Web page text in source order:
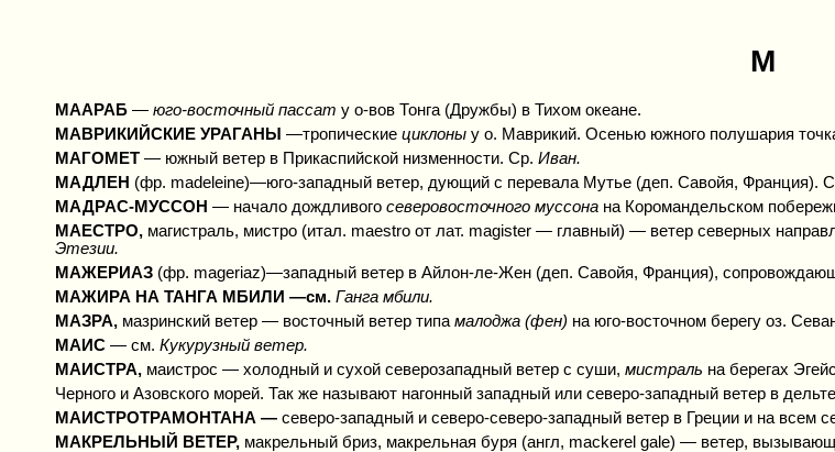
М
МААРАБ — юго-восточный пассат у о-вов Тонга (Дружбы) в Тихом океане.
МАВРИКИЙСКИЕ УРАГАНЫ —тропические циклоны у о. Маврикий. Осенью южного полушария
МАГОМЕТ — южный ветер в Прикаспийской низменности. Ср. Иван.
МАДЛЕН (фр. madeleine)—юго-западный ветер, дующий с перевала Мутье (деп. Савойя, Франция).
МАДРАС-МУССОН — начало дождливого северовосточного муссона на Коромандельском
МАЕСТРО, магистраль, мистро (итал. maestro от лат. magister — главный) — ветер северных
Этезии.
МАЖЕРИАЗ (фр. mageriaz)—западный ветер в Айлон-ле-Жен (деп. Савойя, Франция),
МАЖИРА НА ТАНГА МБИЛИ —см. Ганга мбили.
МАЗРА, мазринский ветер — восточный ветер типа малоджа (фен) на юго-восточном берегу оз.
МАИС — см. Кукурузный ветер.
МАИСТРА, маистрос — холодный и сухой северозападный ветер с суши, мистраль на берегах
Черного и Азовского морей. Так же называют нагонный западный или северо-западный ветер в
МАИСТРОТРАМОНТАНА — северо-западный и северо-северо-западный ветер в Греции и на всем
МАКРЕЛЬНЫЙ ВЕТЕР, макрельный бриз, макрельная буря (англ, mackerel gale) — ветер,